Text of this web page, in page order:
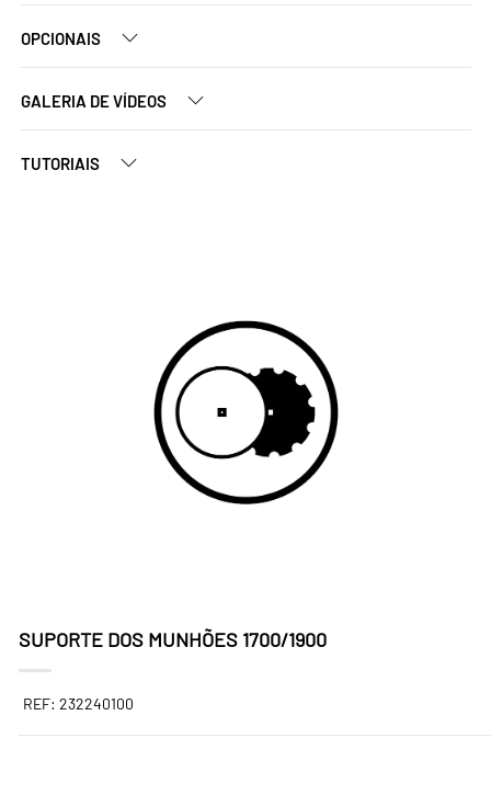
OPCIONAIS
GALERIA DE VÍDEOS
TUTORIAIS
SUPORTE DOS MUNHÕES 1700/1900
REF: 232240100